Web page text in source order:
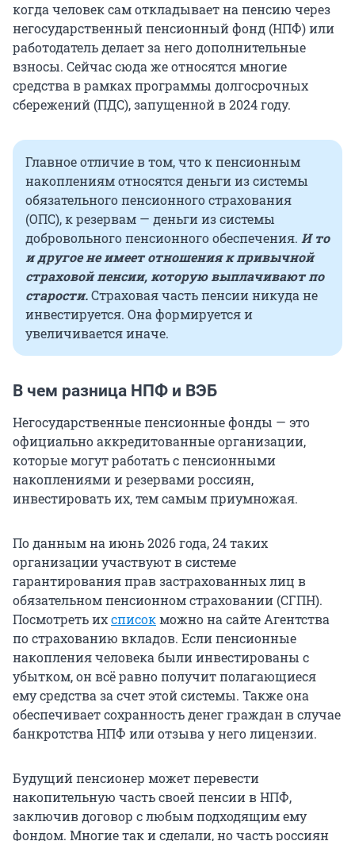
когда человек сам откладывает на пенсию через
негосударственный пенсионный фонд (НПФ) или
работодатель делает за него дополнительные
взносы. Сейчас сюда же относятся многие
средства в рамках программы долгосрочных
сбережений (ПДС), запущенной в 2024 году.
Главное отличие в том, что к пенсионным
накоплениям относятся деньги из системы
обязательного пенсионного страхования
(ОПС), к резервам — деньги из системы
добровольного пенсионного обеспечения. И то
и другое не имеет отношения к привычной
страховой пенсии, которую выплачивают по
старости.Страховая часть пенсии никуда не
инвестируется. Она формируется и
увеличивается иначе.
В чем разница НПФ и ВЭБ
Негосударственные пенсионные фонды — это
официально аккредитованные организации,
которые могут работать с пенсионными
накоплениями и резервами россиян,
инвестировать их, тем самым приумножая.
По данным на июнь 2026 года, 24 таких
организации участвуют в системе
гарантирования прав застрахованных лиц в
обязательном пенсионном страховании (СГПН).
Посмотреть ихсписокможно на сайте Агентства
по страхованию вкладов. Если пенсионные
накопления человека были инвестированы с
убытком, он всё равно получит полагающиеся
ему средства за счет этой системы. Также она
обеспечивает сохранность денег граждан в случае
банкротства НПФ или отзыва у него лицензии.
Будущий пенсионер может перевести
накопительную часть своей пенсии в НПФ,
заключив договор с любым подходящим ему
фондом. Многие так и сделали, но часть россиян